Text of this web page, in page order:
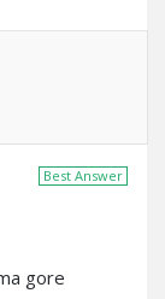
Best Answer
gore